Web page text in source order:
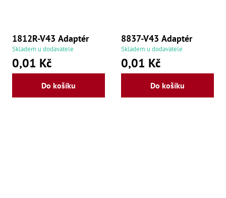
1812R-V43 Adaptér
Skladem u dodavatele
0,01 Kč
Do košíku
8837-V43 Adaptér
Skladem u dodavatele
0,01 Kč
Do košíku